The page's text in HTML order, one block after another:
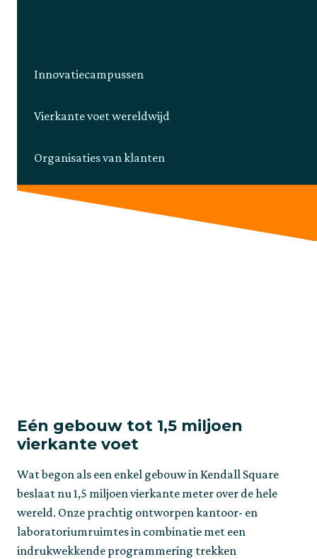
Innovatiecampussen
Vierkante voet wereldwijd
Organisaties van klanten
Eén gebouw tot 1,5 miljoen
vierkante voet
Wat begon als een enkel gebouw in Kendall Square
beslaat nu 1,5 miljoen vierkante meter over de hele
wereld. Onze prachtig ontworpen kantoor- en
laboratoriumruimtes in combinatie met een
indrukwekkende programmering trekken